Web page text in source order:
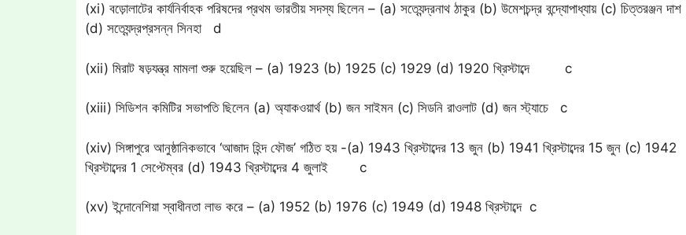
(xi) বড়োলাটের কার্যনির্বাহক পরিষদের প্রথম ভারতীয় সদস্য ছিলেন – (a) সত্যেন্দ্রনাথ ঠাকুর (b) উমেশচন্দ্র বন্দ্যোপাধ্যায় (c) চিত্তরঞ্জন দাশ
(d) সত্যেন্দ্রপ্রসন্ন সিনহা d
(xii) মিরাট ষড়যন্ত্র মামলা শুরু হয়েছিল – (a) 1923 (b) 1925 (c) 1929 (d) 1920 খ্রিস্টাব্দে c
(xiii) সিডিশন কমিটির সভাপতি ছিলেন (a) অ্যাকওয়ার্থ (b) জন সাইমন (c) সিডনি রাওলাট (d) জন স্ট্যাচে c
(xiv) সিঙ্গাপুরে আনুষ্ঠানিকভাবে ‘আজাদ হিন্দ ফৌজ’ গঠিত হয় -(a) 1943 খ্রিস্টাব্দের 13 জুন (b) 1941 খ্রিস্টাব্দের 15 জুন (c) 1942
খ্রিস্টাব্দের 1 সেপ্টেম্বর (d) 1943 খ্রিস্টাব্দের 4 জুলাই c
(xv) ইন্দোনেশিয়া স্বাধীনতা লাভ করে – (a) 1952 (b) 1976 (c) 1949 (d) 1948 খ্রিস্টাব্দে c